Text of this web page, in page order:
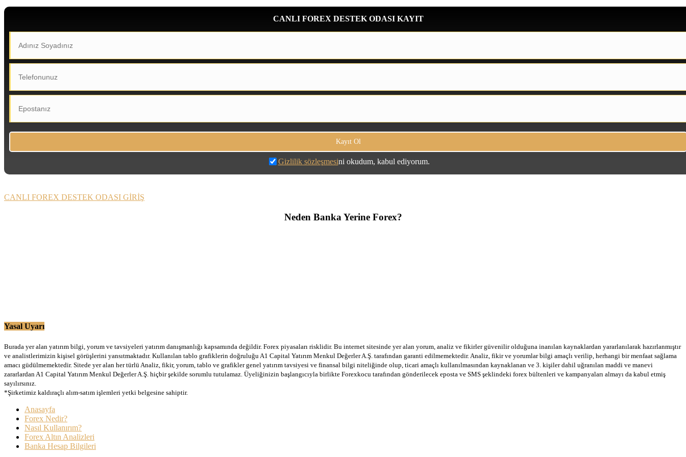
CANLI FOREX DESTEK ODASI KAYIT
Gizlilik sözleşmesini okudum, kabul ediyorum.
CANLI FOREX DESTEK ODASI GİRİŞ
Neden Banka Yerine Forex?
Yasal Uyarı
Burada yer alan yatırım bilgi, yorum ve tavsiyeleri yatırım danışmanlığı kapsamında değildir. Forex piyasaları risklidir. Bu internet sitesinde yer alan yorum, analiz ve fikirler güvenilir olduğuna inanılan kaynaklardan yararlanılarak hazırlanmıştır
ve analistlerimizin kişisel görüşlerini yansıtmaktadır. Kullanılan tablo grafiklerin doğruluğu A1 Capital Yatırım Menkul Değerler A.Ş. tarafından garanti edilmemektedir. Analiz, fikir ve yorumlar bilgi amaçlı verilip, herhangi bir menfaat sağlama
amacı güdülmemektedir. Sitede yer alan her türlü Analiz, fikir, yorum, tablo ve grafikler genel yatırım tavsiyesi ve finansal bilgi niteliğinde olup, ticari amaçlı kullanılmasından kaynaklanan ve 3. kişiler dahil uğranılan maddi ve manevi
zararlardan A1 Capital Yatırım Menkul Değerler A.Ş. hiçbir şekilde sorumlu tutulamaz. Üyeliğinizin başlangıcıyla birlikte Forexkocu tarafından gönderilecek eposta ve SMS şeklindeki forex bültenleri ve kampanyaları almayı da kabul etmiş
sayılırsınız.
*Şirketimiz kaldıraçlı alım-satım işlemleri yetki belgesine sahiptir.
Anasayfa
Forex Nedir?
Nasıl Kullanırım?
Forex Altın Analizleri
Banka Hesap Bilgileri